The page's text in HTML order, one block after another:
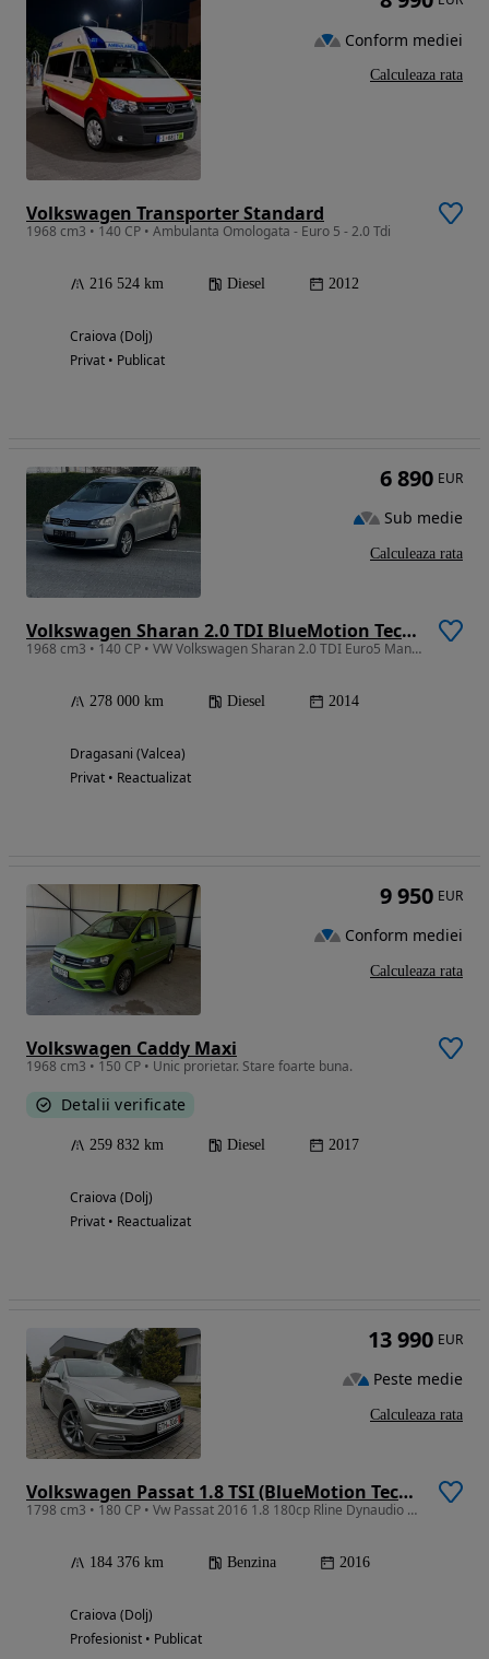
Volkswagen Transporter Standard
1968 cm3 • 140 CP • Ambulanta Omologata - Euro 5 - 2.0 Tdi
216 524 km Diesel 2012
Craiova (Dolj)
Privat • Publicat
Conform mediei
Calculeaza rata
Volkswagen Sharan 2.0 TDI BlueMotion Technology Comfortline
1968 cm3 • 140 CP • VW Volkswagen Sharan 2.0 TDI Euro5 Manual - import recent pe roti
278 000 km Diesel 2014
Dragasani (Valcea)
Privat • Reactualizat
6 890 EUR
Sub medie
Calculeaza rata
Volkswagen Caddy Maxi
1968 cm3 • 150 CP • Unic prorietar. Stare foarte buna.
Detalii verificate
259 832 km Diesel 2017
Craiova (Dolj)
Privat • Reactualizat
9 950 EUR
Conform mediei
Calculeaza rata
Volkswagen Passat 1.8 TSI (BlueMotion Technology) DSG Highline
1798 cm3 • 180 CP • Vw Passat 2016 1.8 180cp Rline Dynaudio Led Piele Distronic
184 376 km Benzina 2016
Craiova (Dolj)
Profesionist • Publicat
13 990 EUR
Peste medie
Calculeaza rata